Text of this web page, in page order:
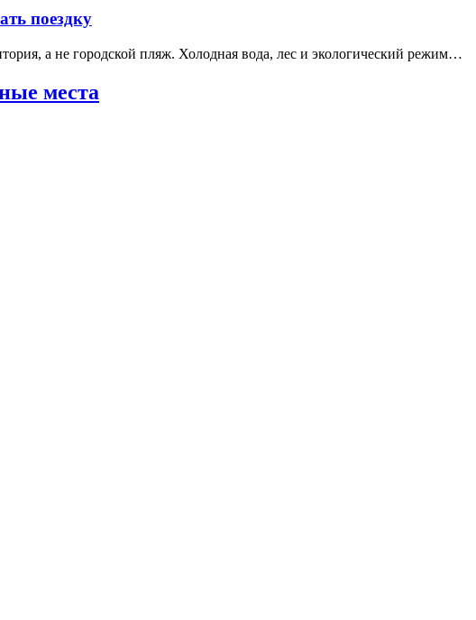
поездку
а не городской пляж. Холодная вода, лес и экологический режим…
места